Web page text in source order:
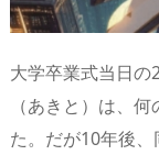
大学卒業式当日の
（あきと）は、
た。だが10年後